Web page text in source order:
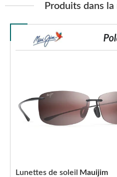
Produits dans
Lunettes de soleil Mauijim